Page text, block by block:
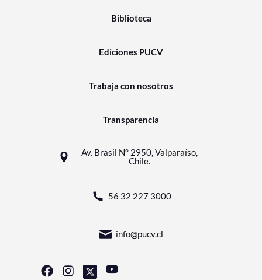
Biblioteca
Ediciones PUCV
Trabaja con nosotros
Transparencia
Av. Brasil N° 2950, Valparaíso,
Chile.
56 32 227 3000
info@pucv.cl